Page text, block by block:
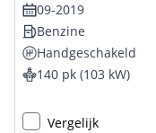
09-2019
Benzine
Handgeschakeld
140 pk (103 kW)
Vergelijk